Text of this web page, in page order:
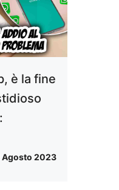
è la fine
Agosto 2023